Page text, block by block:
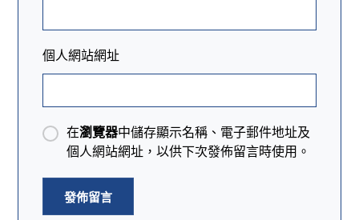
個人網站網址
在瀏覽器中儲存顯示名稱、電子郵件地址及
個人網站網址，以供下次發佈留言時使用。
發佈留言